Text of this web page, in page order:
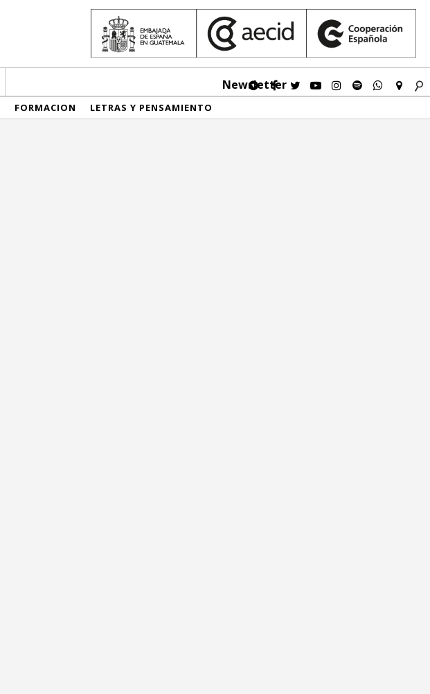
Newsletter
FORMACION LETRAS Y PENSAMIENTO